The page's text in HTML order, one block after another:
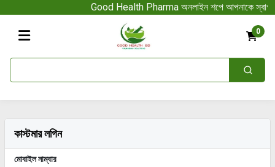
Good Health Pharma অনলাইন শপে আপনাকে স্বাগতম ||
0
কাস্টমার লগিন
মোবাইল নাম্বার